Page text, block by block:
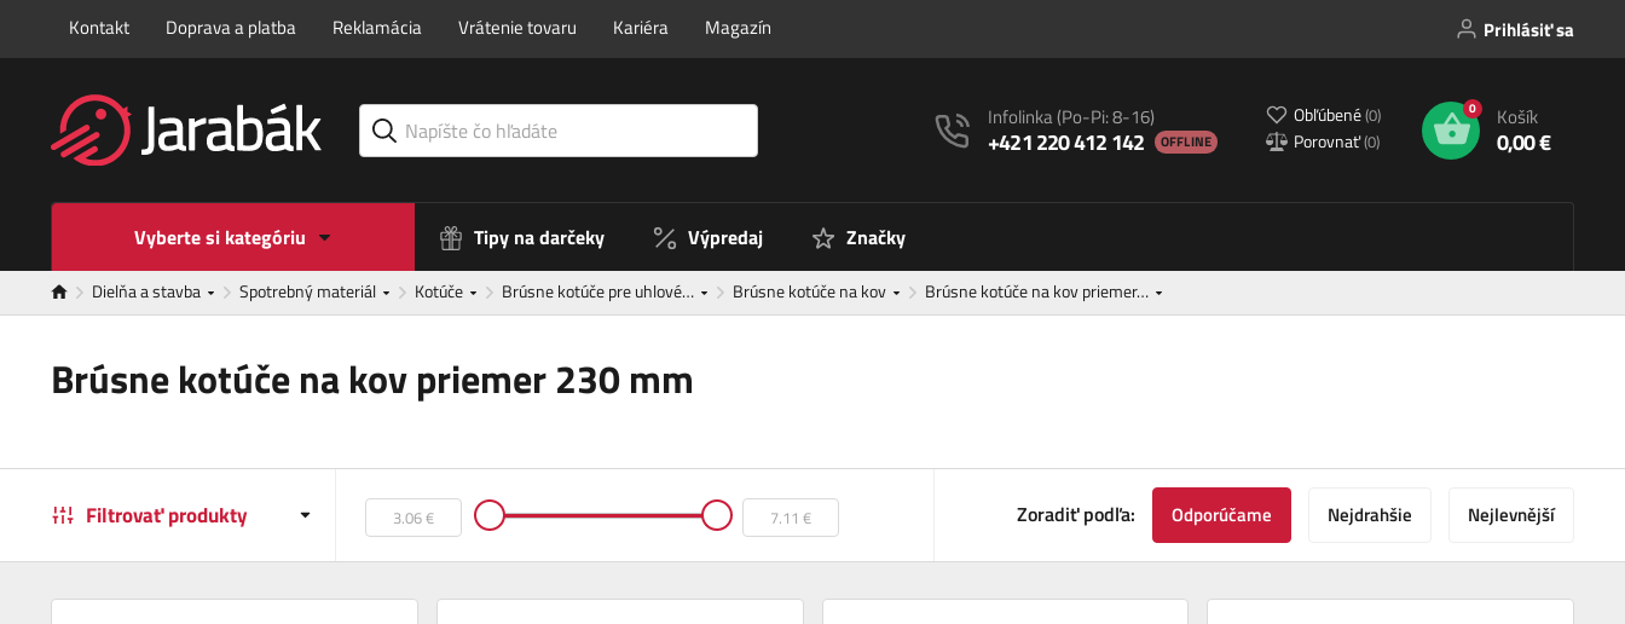
Kontakt Doprava a platba Reklamácia Vrátenie tovaru Kariéra Magazín Prihlásiť sa
Infolinka(Po-Pi: 8-16)
+421 220 412 142 OFFLINE
Obľúbené(0)
Porovnať(0)
0 Košík
0,00 €
Vyberte si kategóriu Tipy na darčeky Výpredaj Značky
Dielňa a stavba Spotrebný materiál Kotúče Brúsne kotúče pre uhlové… Brúsne kotúče na kov Brúsne kotúče na kov priemer…
Brúsne kotúče na kov priemer 230 mm
Filtrovať produkty Zoradiť podľa: Odporúčame Nejdrahšie Nejlevnější